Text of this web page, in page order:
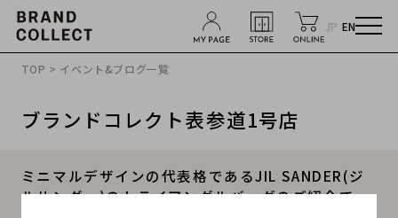
JP EN
TOP > イベント&ブログ一覧
ブランドコレクト表参道1号店
ミニマルデザインの代表格であるJIL SANDER(ジ
ルサンダー)のトライアングルバッグのご紹介で